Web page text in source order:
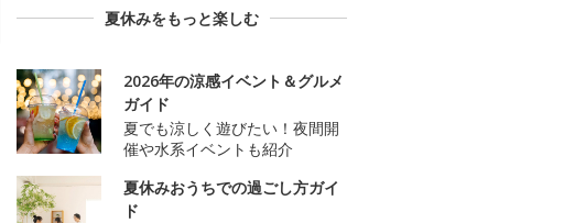
夏休みをもっと楽しむ
2026年の涼感イベント＆グルメ
ガイド
夏でも涼しく遊びたい！夜間開
催や水系イベントも紹介
夏休みおうちでの過ごし方ガイ
ド